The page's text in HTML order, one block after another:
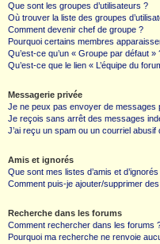
Que sont les groupes d’utilisateurs ?
Où trouver la liste des groupes
Comment devenir chef de groupe ?
Pourquoi certains membres
Qu’est-ce qu’un « Groupe par défaut »
Qu’est-ce que le lien « L’équipe du
Messagerie privée
Je ne peux pas envoyer de messages
Je reçois sans arrêt des messages
J’ai reçu un spam ou un courriel abusif
Amis et ignorés
Que sont mes listes d’amis et d’ignorés
Comment puis-je ajouter/supprimer
Recherche dans les forums
Comment rechercher dans les forums
Pourquoi ma recherche ne renvoie